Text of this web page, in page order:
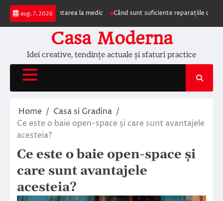
Skip
content
aug. 7, 2026
prezentarea la medic Când sunt suficiente reparațiile de acoperiș și
Casa Moderna
Idei creative, tendințe actuale și sfaturi practice
Home
Casa si Gradina
Ce este o baie open-space și care sunt avantajele
acesteia?
Ce este o baie open-space și
care sunt avantajele
acesteia?